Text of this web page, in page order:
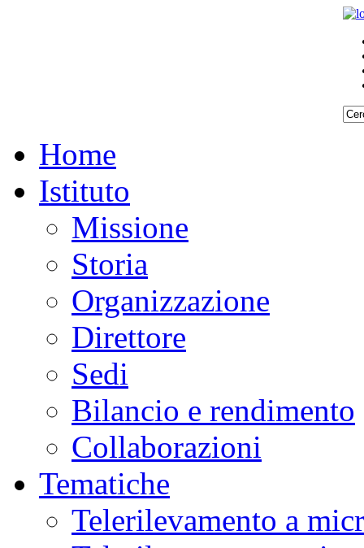
Home
Istituto
Missione
Storia
Organizzazione
Direttore
Sedi
Bilancio e rendimento
Collaborazioni
Tematiche
Telerilevamento a